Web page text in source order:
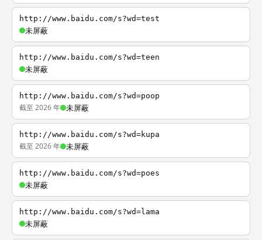
http://www.baidu.com/s?wd=test
未屏蔽
http://www.baidu.com/s?wd=teen
未屏蔽
http://www.baidu.com/s?wd=poop
截至 2026 年 未屏蔽
http://www.baidu.com/s?wd=kupa
截至 2026 年 未屏蔽
http://www.baidu.com/s?wd=poes
未屏蔽
http://www.baidu.com/s?wd=lama
未屏蔽